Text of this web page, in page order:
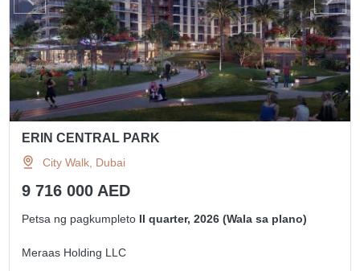
ERIN CENTRAL PARK
City Walk, Dubai
9 716 000 AED
Petsa ng pagkumpleto II quarter, 2026 (Wala sa plano)
Meraas Holding LLC